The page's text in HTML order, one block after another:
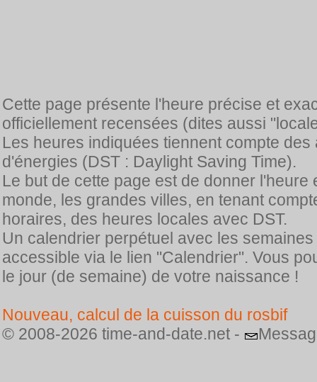
Cette page présente l'heure précise et
officiellement recensées (dites aussi
Les heures indiquées tiennent compte
d'énergies (DST : Daylight Saving Time).
Le but de cette page est de donner
monde, les grandes villes, en tenant
horaires, des heures locales avec DST.
Un calendrier perpétuel avec les
accessible via le lien "Calendrier". Vous
le jour (de semaine) de votre naissance !
Nouveau, calcul de la cuisson du rosbif
© 2008-2026 time-and-date.net -